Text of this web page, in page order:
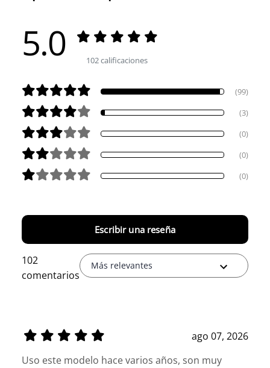
5.0 102 calificaciones
(99)
(3)
(0)
(0)
(0)
Escribir una reseña
102
comentarios
Más relevantes
ago 07, 2026
Uso este modelo hace varios años, son muy